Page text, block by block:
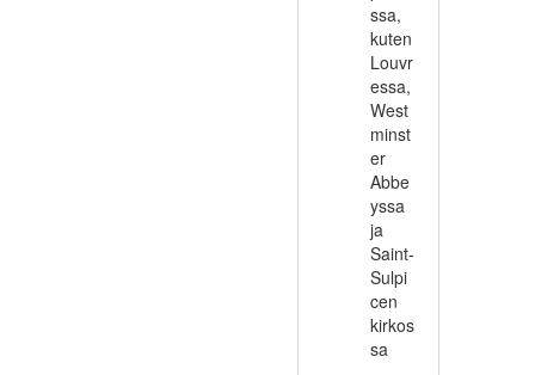
ssa,
kuten
Louvr
essa,
West
minst
er
Abbe
yssa
ja
Saint-
Sulpi
cen
kirkos
sa